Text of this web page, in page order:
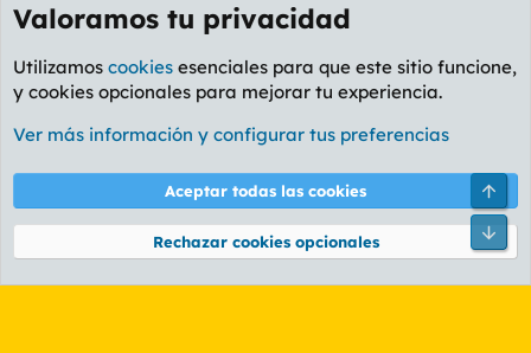
Foro Ocio y Cultura
Cookies
PL OLDSTYLE AMARILLO
Términos y reglas Política de privacidad Ayuda
Community platform by XenForo® © 2010-2026 XenForo Ltd.
Valoramos tu privacidad
Utilizamos cookies esenciales para que este sitio funcione,
y cookies opcionales para mejorar tu experiencia.
Ver más información y configurar tus preferencias
Aceptar todas las cookies
Rechazar cookies opcionales
Pie